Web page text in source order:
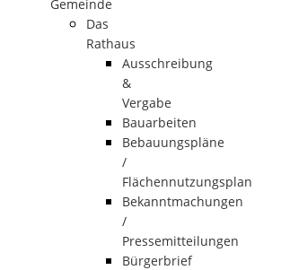
Gemeinde
Das
Rathaus
Ausschreibung
&
Vergabe
Bauarbeiten
Bebauungspläne
/
Flächennutzungsplan
Bekanntmachungen
/
Pressemitteilungen
Bürgerbrief